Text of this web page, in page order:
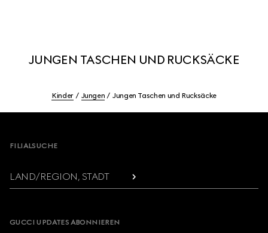
JUNGEN TASCHEN UND RUCKSÄCKE
Kinder Jungen Jungen Taschen und Rucksäcke
FILIALSUCHE
LAND/REGION, STADT
GUCCI UPDATES ABONNIEREN